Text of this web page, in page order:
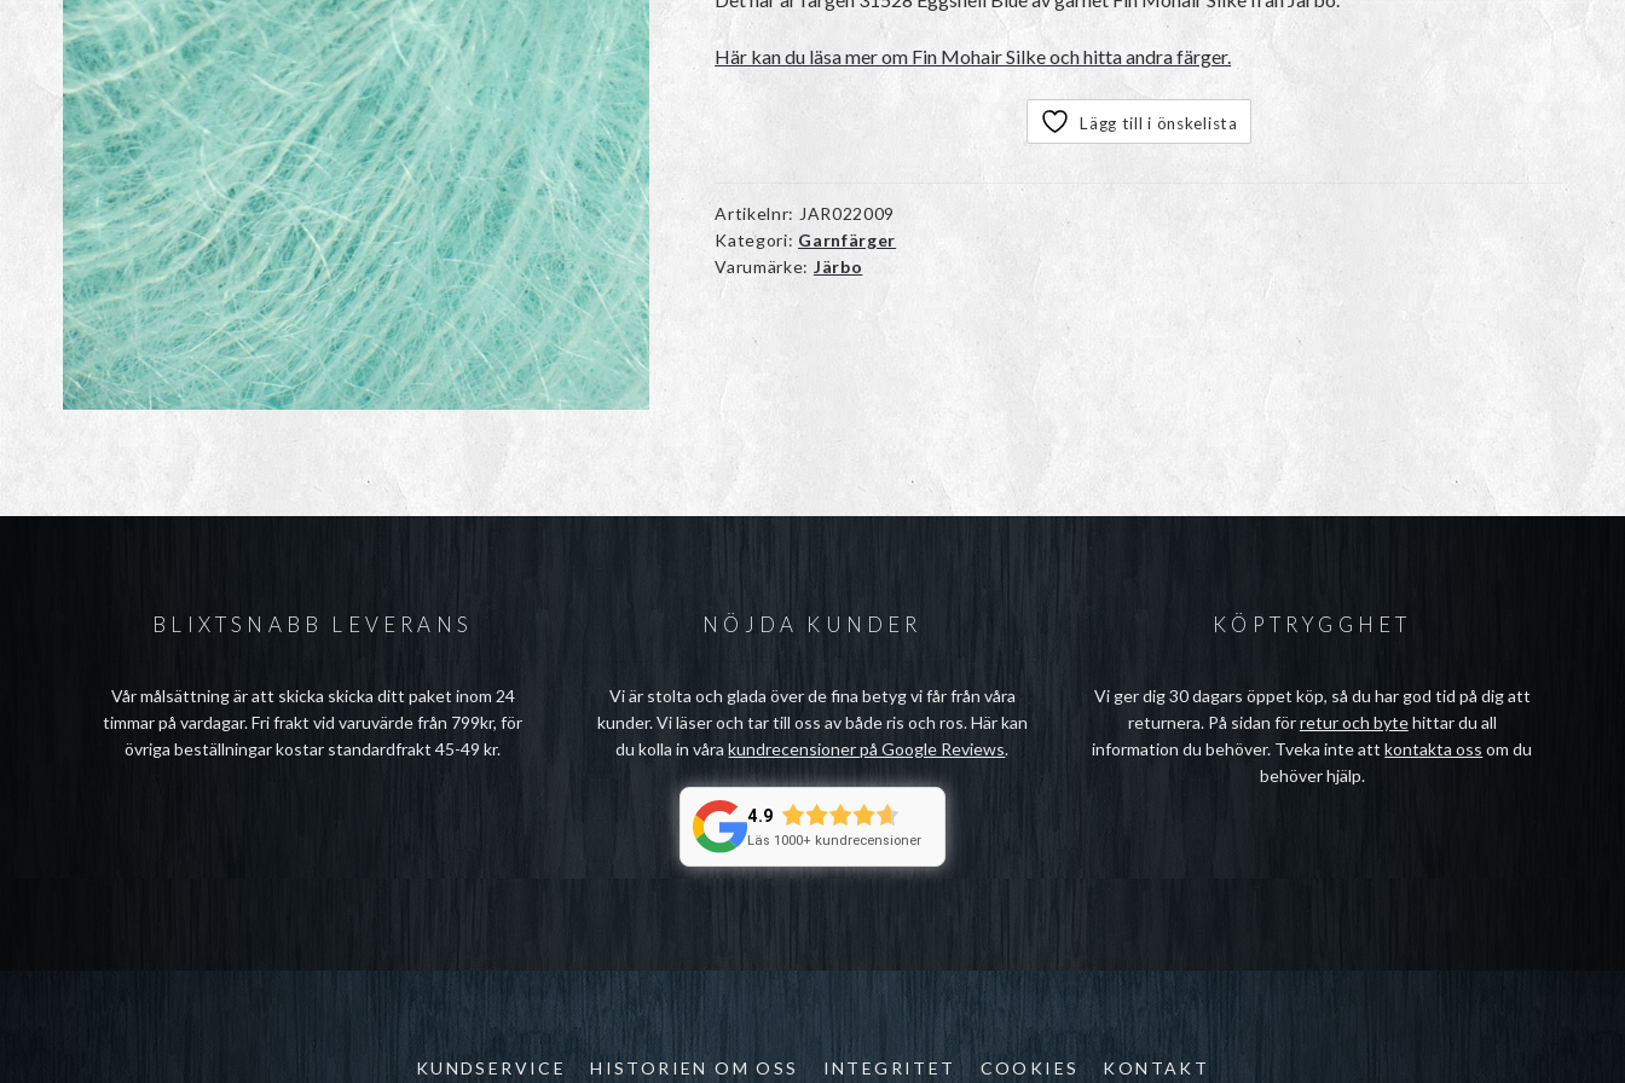
Här kan du läsa mer om Fin Mohair Silke och hitta andra färger.
Lägg till i önskelista
Artikelnr: JAR022009
Kategori: Garnfärger
Varumärke: Järbo
BLIXTSNABB LEVERANS
Vår målsättning är att skicka skicka ditt paket inom 24
timmar på vardagar. Fri frakt vid varuvärde från 799kr, för
övriga beställningar kostar standardfrakt 45-49 kr.
NÖJDA KUNDER
Vi är stolta och glada över de fina betyg vi får från våra
kunder. Vi läser och tar till oss av både ris och ros. Här kan
du kolla in vårakundrecensioner på Google Reviews.
4.9
Läs 1000+ kundrecensioner
KÖPTRYGGHET
Vi ger dig 30 dagars öppet köp, så du har god tid på dig att
returnera. På sidan förretur och bytehittar du all
information du behöver. Tveka inte attkontakta oss om du
behöver hjälp.
KUNDSERVICE HISTORIEN OM OSS INTEGRITET COOKIES KONTAKT